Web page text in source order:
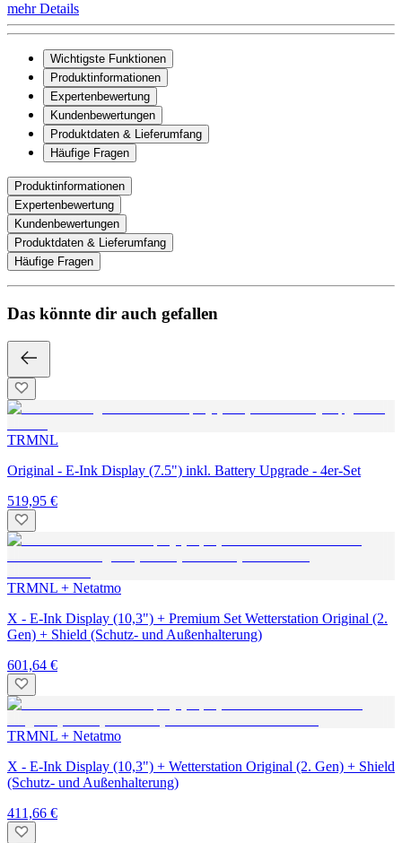
mehr Details
Wichtigste Funktionen
Produktinformationen
Expertenbewertung
Kundenbewertungen
Produktdaten & Lieferumfang
Häufige Fragen
Produktinformationen
Expertenbewertung
Kundenbewertungen
Produktdaten & Lieferumfang
Häufige Fragen
Das könnte dir auch gefallen
TRMNL
Original - E-Ink Display (7.5") inkl. Battery Upgrade - 4er-Set
519,95 €
TRMNL + Netatmo
X - E-Ink Display (10,3") + Premium Set Wetterstation Original (2.
Gen) + Shield (Schutz- und Außenhalterung)
601,64 €
TRMNL + Netatmo
X - E-Ink Display (10,3") + Wetterstation Original (2. Gen) + Shield
(Schutz- und Außenhalterung)
411,66 €